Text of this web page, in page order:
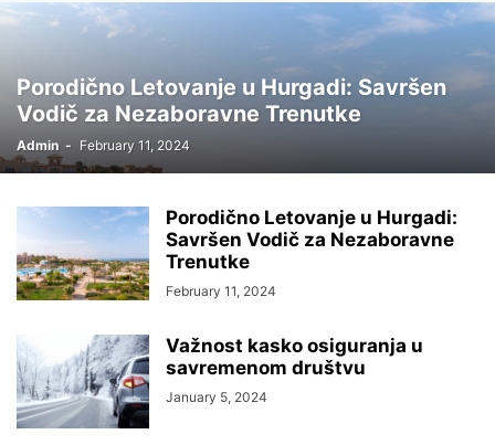
Porodično Letovanje u Hurgadi: Savršen
Vodič za Nezaboravne Trenutke
Admin - February 11, 2024
Porodično Letovanje u Hurgadi:
Savršen Vodič za Nezaboravne
Trenutke
February 11, 2024
Važnost kasko osiguranja u
savremenom društvu
January 5, 2024